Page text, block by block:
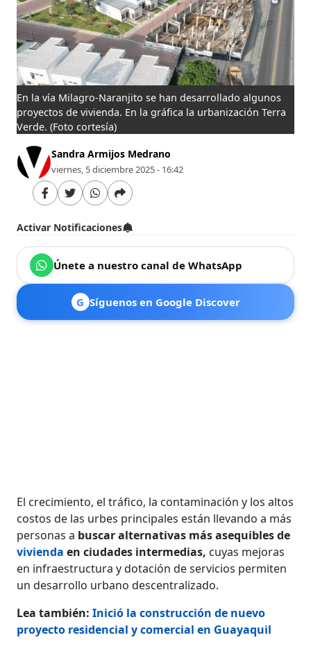
En la vía Milagro-Naranjito se han desarrollado algunos
proyectos de vivienda. En la gráfica la urbanización Terra
Verde. (Foto cortesía)
Sandra Armijos Medrano
viernes, 5 diciembre 2025 - 16:42
Activar Notificaciones
Únete a nuestro canal de WhatsApp
G Síguenos en Google Discover
El crecimiento, el tráfico, la contaminación y los altos
costos de las urbes princi­pales están llevando a más
personas a buscar alternativas más asequibles de
vivienda en ciudades intermedias, cuyas mejoras
en infraestruc­tura y dotación de servicios permiten
un desarrollo urbano descentralizado.
Lea también:Inició la construcción de nuevo
proyecto residencial y comercial en Guayaquil